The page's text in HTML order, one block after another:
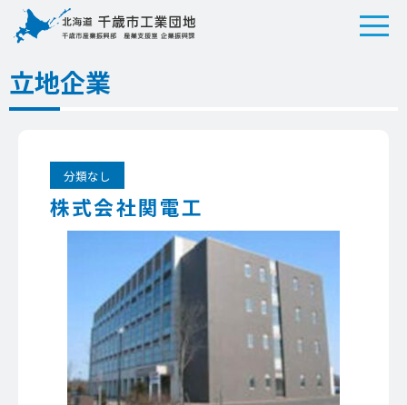
立地企業
分類なし
株式会社関電工